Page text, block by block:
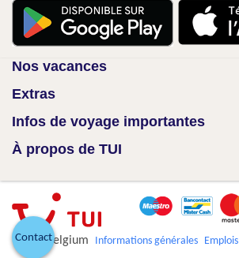
Nos vacances
Extras
Infos de voyage importantes
À propos de TUI
© TUI Belgium Informations générales Emplois
Contact